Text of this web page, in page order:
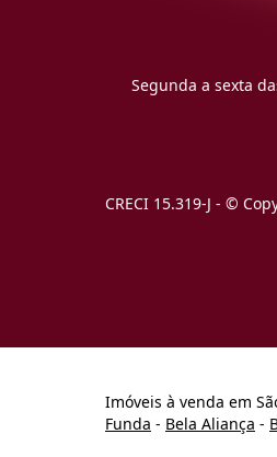
Segunda a sexta
CRECI 15.319-J - ©
Imóveis à venda em
Funda - Bela Aliança -